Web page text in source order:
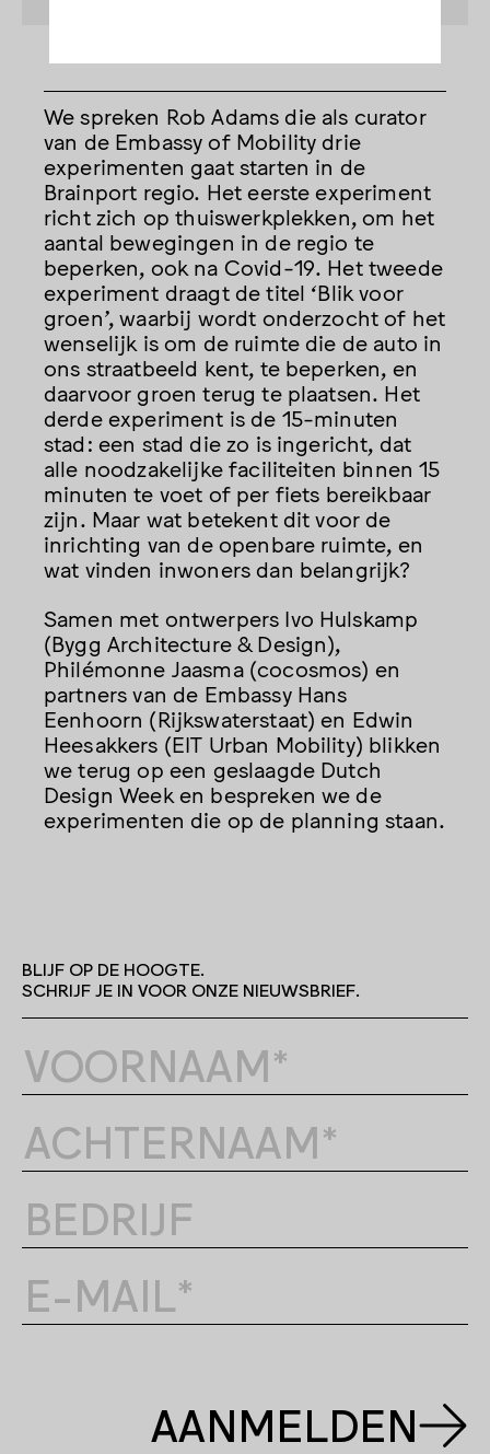
We spreken Rob Adams die als curator
van de Embassy of Mobility drie
experimenten gaat starten in de
Brainport regio. Het eerste experiment
richt zich op thuiswerkplekken, om het
aantal bewegingen in de regio te
beperken, ook na Covid-19. Het tweede
experiment draagt de titel ‘Blik voor
groen’, waarbij wordt onderzocht of het
wenselijk is om de ruimte die de auto in
ons straatbeeld kent, te beperken, en
daarvoor groen terug te plaatsen. Het
derde experiment is de 15-minuten
stad: een stad die zo is ingericht, dat
alle noodzakelijke faciliteiten binnen 15
minuten te voet of per fiets bereikbaar
zijn. Maar wat betekent dit voor de
inrichting van de openbare ruimte, en
wat vinden inwoners dan belangrijk?
Samen met ontwerpers Ivo Hulskamp
(Bygg Architecture & Design),
Philémonne Jaasma (cocosmos) en
partners van de Embassy Hans
Eenhoorn (Rijkswaterstaat) en Edwin
Heesakkers (EIT Urban Mobility) blikken
we terug op een geslaagde Dutch
Design Week en bespreken we de
experimenten die op de planning staan.
BLIJF OP DE HOOGTE.
SCHRIJF JE IN VOOR ONZE NIEUWSBRIEF.
AANMELDEN